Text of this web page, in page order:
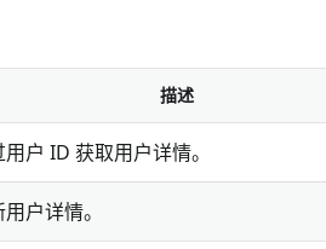
描述
户 ID 获取用户详情。
户详情。